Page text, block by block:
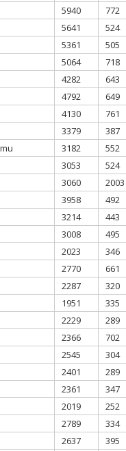
5940
772
5641
524
5361
505
5064
718
4282
643
4792
649
4130
761
3379
387
3182
552
3053
524
3060
2003
3958
492
3214
443
3008
495
2023
346
2770
661
2287
320
1951
335
2229
289
2366
702
2545
304
2401
289
2361
347
2019
252
2789
334
2637
395